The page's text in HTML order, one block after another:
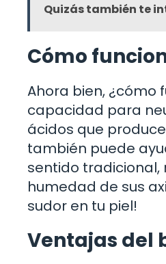
Quizás también te
Cómo
Ahora bien, ¿cómo
capacidad para
ácidos que
también puede
sentido tradicional,
humedad de sus
sudor en tu piel!
Ventajas del